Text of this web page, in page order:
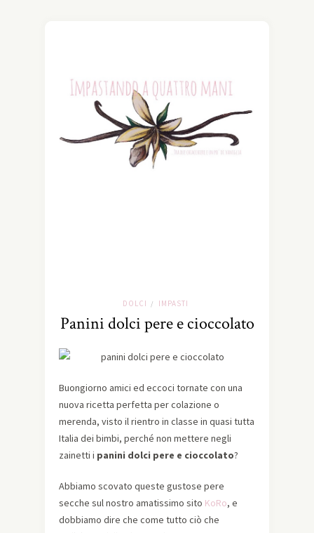
DOLCI / IMPASTI
Panini dolci pere e cioccolato
Buongiorno amici ed eccoci tornate con una
nuova ricetta perfetta per colazione o
merenda, visto il rientro in classe in quasi tutta
Italia dei bimbi, perché non mettere negli
zainetti i panini dolci pere e cioccolato?
Abbiamo scovato queste gustose pere
secche sul nostro amatissimo sito KoRo, e
dobbiamo dire che come tutto ciò che